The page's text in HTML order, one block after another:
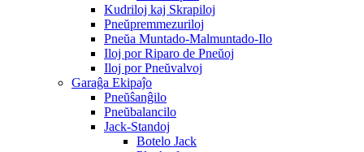
Kudriloj kaj Skrapiloj
Pneŭpremmezuriloj
Pneŭa Muntado-Malmuntado-Ilo
Iloj por Riparo de Pneŭoj
Iloj por Pneŭvalvoj
Garaĝa Ekipaĵo
Pneŭŝanĝilo
Pneŭbalancilo
Jack-Standoj
Botelo Jack